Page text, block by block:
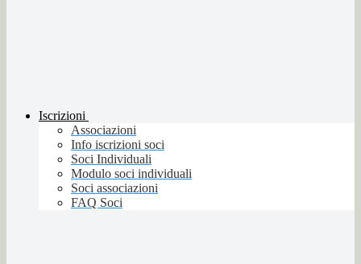
Iscrizioni
Associazioni
Info iscrizioni soci
Soci Individuali
Modulo soci individuali
Soci associazioni
FAQ Soci